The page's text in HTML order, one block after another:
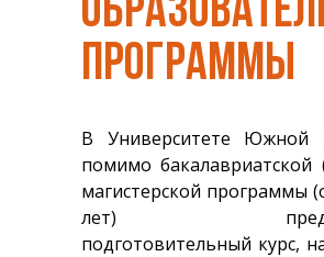
ПРОГРАММЫ
В Университете Южной
помимо бакалавриатской
магистерской программы
лет)
подготовительный курс,